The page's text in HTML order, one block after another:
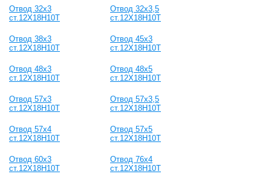
Отвод 32х3
ст.12Х18Н10Т
Отвод 32х3,5
ст.12Х18Н10Т
Отвод 38х3
ст.12Х18Н10Т
Отвод 45х3
ст.12Х18Н10Т
Отвод 48х3
ст.12Х18Н10Т
Отвод 48х5
ст.12Х18Н10Т
Отвод 57х3
ст.12Х18Н10Т
Отвод 57х3,5
ст.12Х18Н10Т
Отвод 57х4
ст.12Х18Н10Т
Отвод 57х5
ст.12Х18Н10Т
Отвод 60х3
ст.12Х18Н10Т
Отвод 76х4
ст.12Х18Н10Т